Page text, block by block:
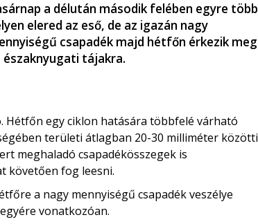
a délután második felében egyre több
elered az eső, de az igazán nagy
csapadék majd hétfőn érkezik meg
északnyugati tájakra.
Hétfőn egy ciklon hatására többfelé várható
területi átlagban 20-30 milliméter közötti
meghaladó csapadékösszegek is
követően fog leesni.
a nagy mennyiségű csapadék veszélye
vonatkozóan.